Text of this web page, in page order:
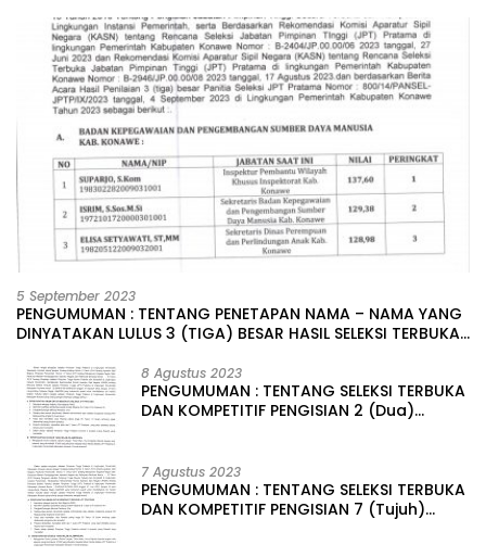
5 September 2023
PENGUMUMAN : TENTANG PENETAPAN NAMA – NAMA YANG
DINYATAKAN LULUS 3 (TIGA) BESAR HASIL SELEKSI TERBUKA
LINGKUNGAN PEMERINTAH DAERAH KABUPATEN KONAWE
8 Agustus 2023
PENGUMUMAN : TENTANG SELEKSI TERBUKA
DAN KOMPETITIF PENGISIAN 2 (Dua)
KABUPATEN KONAWE
7 Agustus 2023
PENGUMUMAN : TENTANG SELEKSI TERBUKA
DAN KOMPETITIF PENGISIAN 7 (Tujuh)